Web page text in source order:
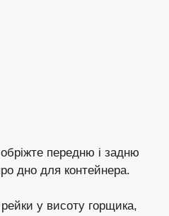
передню і задню
дно для контейнера.
у висоту горщика,